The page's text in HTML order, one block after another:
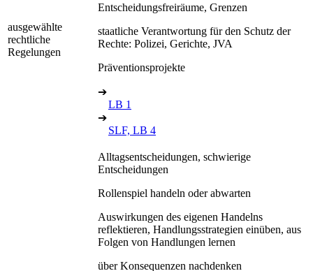
ausgewählte
rechtliche
Regelungen
Entscheidungsfreiräume, Grenzen
staatliche Verantwortung für den Schutz der
Rechte: Polizei, Gerichte, JVA
Präventionsprojekte
➔
LB 1
➔
SLF, LB 4
Alltagsentscheidungen, schwierige
Entscheidungen
Rollenspiel handeln oder abwarten
Auswirkungen des eigenen Handelns
reflektieren, Handlungsstrategien einüben, aus
Folgen von Handlungen lernen
über Konsequenzen nachdenken